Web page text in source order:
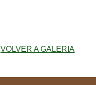
VOLVER A GALERIA